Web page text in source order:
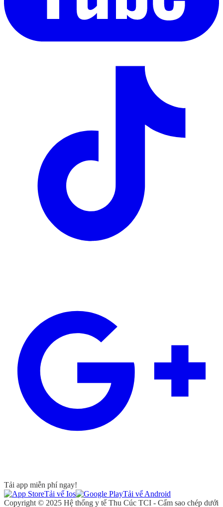
Tải app miễn phí ngay!
Tải vể Ios
Tải vể Android
Copyright © 2025 Hệ thống y tế Thu Cúc TCI - Cấm sao chép dưới